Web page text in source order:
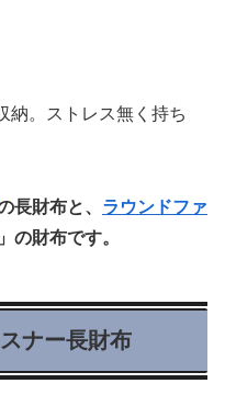
納。ストレス無く持ち
長財布と、 ラウンドファ
の財布です。
ナー長財布